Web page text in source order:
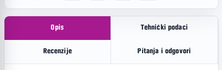
Opis Tehnički podaci
Recenzije Pitanja i odgovori